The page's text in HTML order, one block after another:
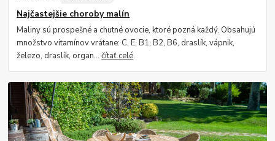
Najčastejšie choroby malín
Maliny sú prospešné a chutné ovocie, ktoré pozná každý. Obsahujú
množstvo vitamínov vrátane: C, E, B1, B2, B6, draslík, vápnik,
železo, draslík, organ...čítať celé